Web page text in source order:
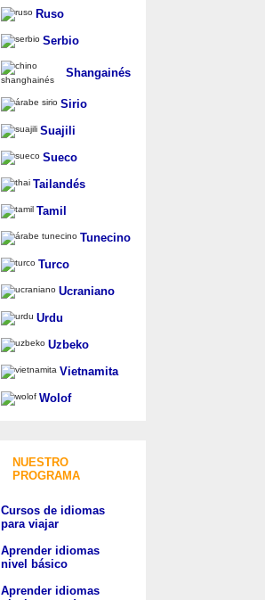
Ruso
Serbio
Shangainés
Sirio
Suajili
Sueco
Tailandés
Tamil
Tunecino
Turco
Ucraniano
Urdu
Uzbeko
Vietnamita
Wolof
NUESTRO
PROGRAMA
Cursos de idiomas
para viajar
Aprender idiomas
nivel básico
Aprender idiomas